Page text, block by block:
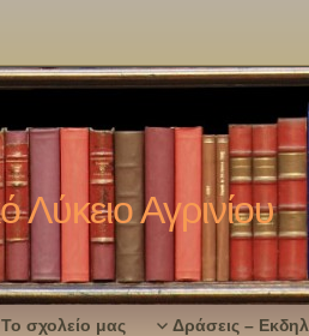
Λύκειο Αγρινίου
Το σχολείο μας Δράσεις –